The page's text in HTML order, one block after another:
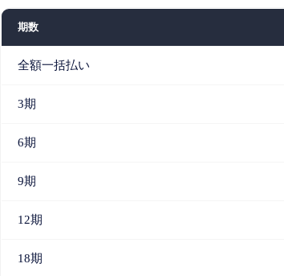
期数
全額一括払い
3期
6期
9期
12期
18期